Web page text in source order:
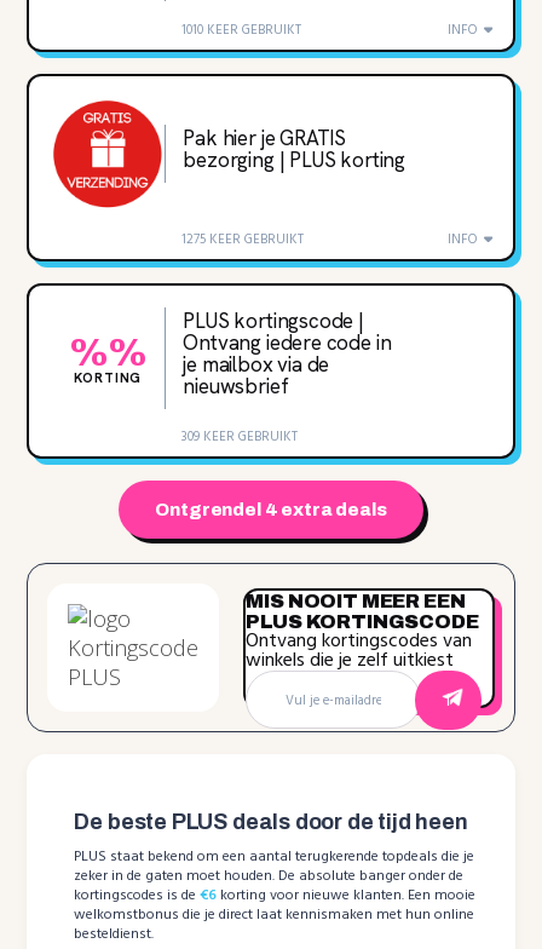
1010 KEER GEBRUIKT INFO
Pak hier je GRATIS
bezorging | PLUS korting
1275 KEER GEBRUIKT INFO
%%
KORTING
PLUS kortingscode |
Ontvang iedere code in
je mailbox via de
nieuwsbrief
309 KEER GEBRUIKT
Ontgrendel 4 extra deals
MIS NOOIT MEER EEN
PLUS KORTINGSCODE
Ontvang kortingscodes van
winkels die je zelf uitkiest
De beste PLUS deals door de tijd heen
PLUS staat bekend om een aantal terugkerende topdeals die je
zeker in de gaten moet houden. De absolute banger onder de
kortingscodes is de€6 korting voor nieuwe klanten. Een mooie
welkomstbonus die je direct laat kennismaken met hun online
besteldienst.